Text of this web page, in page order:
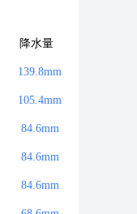
降水量
139.8mm
105.4mm
84.6mm
84.6mm
84.6mm